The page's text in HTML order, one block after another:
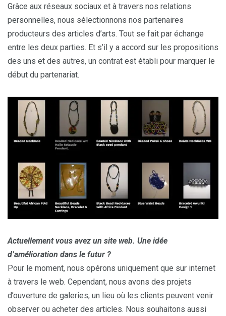
Grâce aux réseaux sociaux et à travers nos relations
personnelles, nous sélectionnons nos partenaires
producteurs des articles d’arts. Tout se fait par échange
entre les deux parties. Et s’il y a accord sur les propositions
des uns et des autres, un contrat est établi pour marquer le
début du partenariat.
Actuellement vous avez un site web. Une idée
d’amélioration dans le futur ?
Pour le moment, nous opérons uniquement que sur internet
à travers le web. Cependant, nous avons des projets
d’ouverture de galeries, un lieu où les clients peuvent venir
observer ou acheter des articles. Nous souhaitons aussi